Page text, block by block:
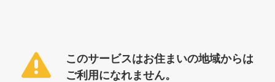
このサービスはお住まいの地域からは
ご利用になれません。